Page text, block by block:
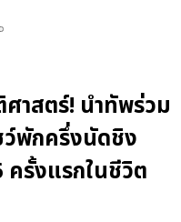
ศาสตร์! นำทัพร่วม
พักครึ่งนัดชิง
รั้งแรกในชีวิต